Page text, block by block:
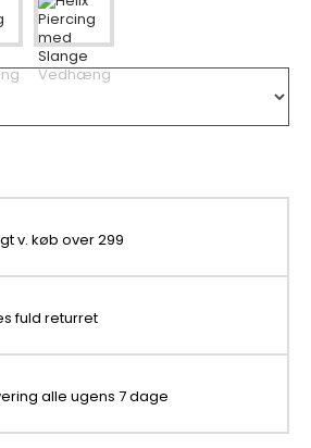
v. køb over 299
fuld returret
alle ugens 7 dage